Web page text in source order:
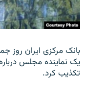
بانک مرکزی ایران روز
تکذیب کرد.